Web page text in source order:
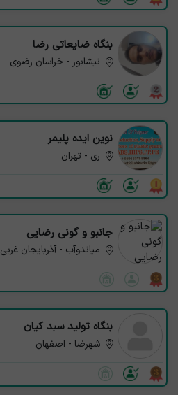
بنگاه ضایعاتی رضا
نیشابور - خراسان رضوی
نوین ایده پلیمر
ری - تهران
جانبو و گونی رضایی
میاندوآب - آذربایجان غربی
بنگاه تولید سبد کیان
شهرضا - اصفهان